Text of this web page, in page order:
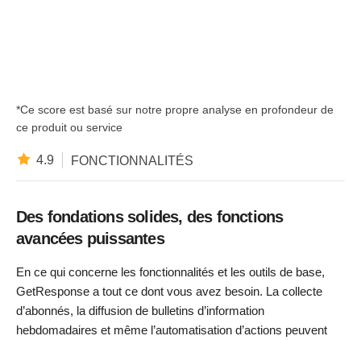
*Ce score est basé sur notre propre analyse en profondeur de
ce produit ou service
4.9 FONCTIONNALITÉS
Des fondations solides, des fonctions
avancées puissantes
En ce qui concerne les fonctionnalités et les outils de base,
GetResponse a tout ce dont vous avez besoin. La collecte
d’abonnés, la diffusion de bulletins d’information
hebdomadaires et même l’automatisation d’actions peuvent